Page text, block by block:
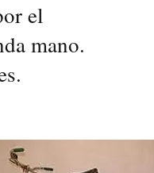
el
mano.